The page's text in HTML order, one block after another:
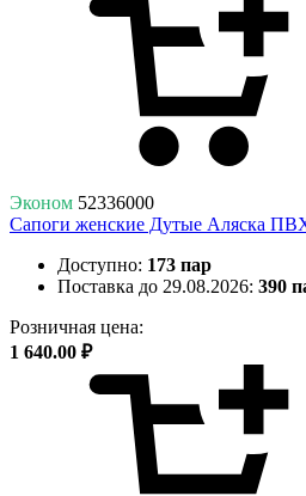
Эконом 52336000
Сапоги женские Дутые Аляска
Доступно: 173 пар
Поставка до 29.08.2026: 390
Розничная цена:
1 640.00 ₽